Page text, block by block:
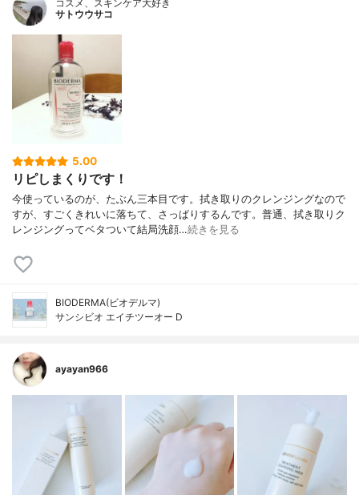
コスメ、スキンケア大好き
サトウウサコ
5.00
リピしまくりです！
今使っているのが、たぶん三本目です。拭き取りのクレンジングなので
すが、すごくきれいに落ちて、さっぱりするんです。普通、拭き取りク
レンジングってベタついて結局洗顔…続きを見る
BIODERMA(ビオデルマ)
サンシビオ エイチツーオー D
ayayan966